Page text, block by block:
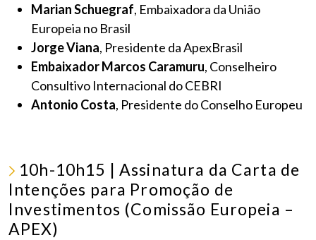
Marian Schuegraf, Embaixadora da União
Europeia no Brasil
Jorge Viana, Presidente da ApexBrasil
Embaixador Marcos Caramuru, Conselheiro
Consultivo Internacional do CEBRI
Antonio Costa, Presidente do Conselho Europeu
10h-10h15 | Assinatura da Carta de
Intenções para Promoção de
Investimentos (Comissão Europeia –
APEX)